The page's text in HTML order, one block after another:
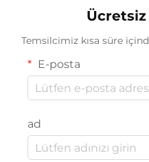
Ücretsiz
Temsilcimiz kısa süre
E-posta
ad